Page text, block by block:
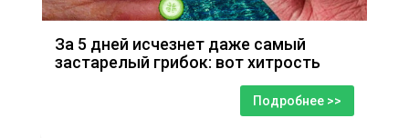
За 5 дней исчезнет даже самый
застарелый грибок: вот хитрость
Подробнее >>